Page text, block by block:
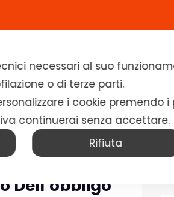
Soluzioni News
Dell’obbligo
necessari al suo
o di terze parti.
i cookie premendo
continuerai senza accettare.
Rifiuta